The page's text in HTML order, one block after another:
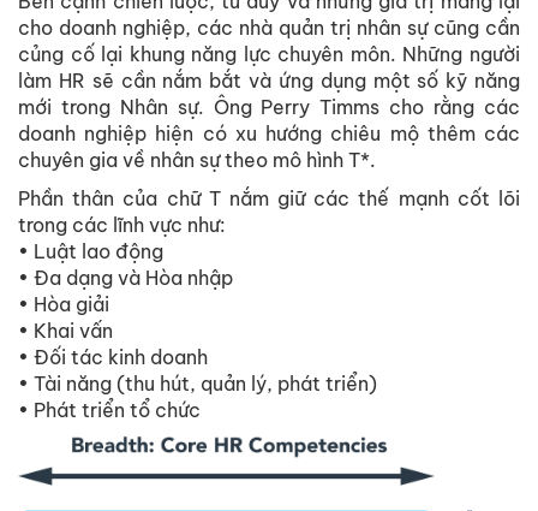
cho doanh nghiệp, các nhà quản trị nhân sự cũng cần
củng cố lại khung năng lực chuyên môn. Những người
làm HR sẽ cần nắm bắt và ứng dụng một số kỹ năng
mới trong Nhân sự. Ông Perry Timms cho rằng các
doanh nghiệp hiện có xu hướng chiêu mộ thêm các
chuyên gia về nhân sự theo mô hình T*.
Phần thân của chữ T nắm giữ các thế mạnh cốt lõi
trong các lĩnh vực như:
• Luật lao động
• Đa dạng và Hòa nhập
• Hòa giải
• Khai vấn
• Đối tác kinh doanh
• Tài năng (thu hút, quản lý, phát triển)
• Phát triển tổ chức